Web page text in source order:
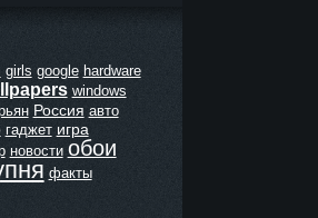
girls google hardware
windows
Россия авто
гаджет игра
новости обои
факты